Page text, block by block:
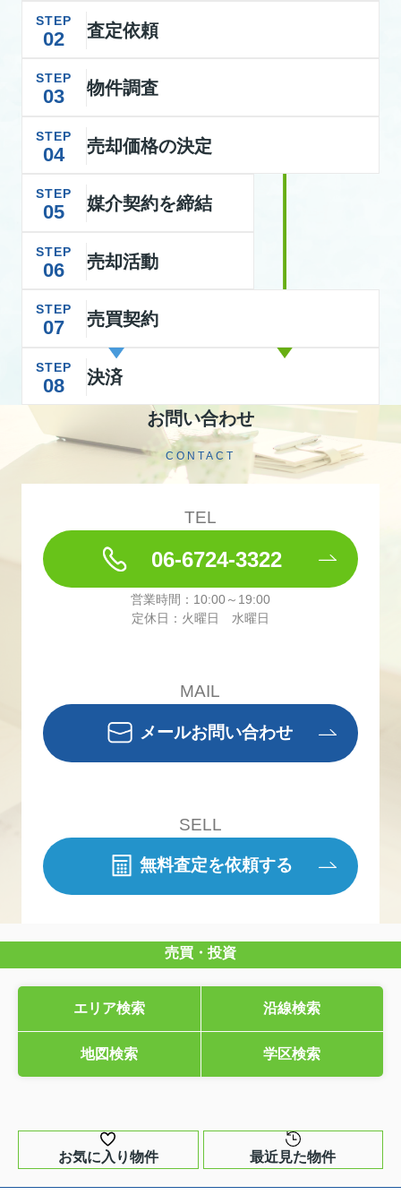
STEP
02 査定依頼
STEP
03 物件調査
STEP
04 売却価格の決定
STEP
05 媒介契約を締結
STEP
06 売却活動
STEP
07 売買契約
STEP
08 決済
お問い合わせ
CONTACT
TEL
06-6724-3322
営業時間：10:00～19:00
定休日：火曜日 水曜日
MAIL
メールお問い合わせ
SELL
無料査定を依頼する
売買・投資
エリア検索 沿線検索
地図検索 学区検索
お気に入り物件 最近見た物件